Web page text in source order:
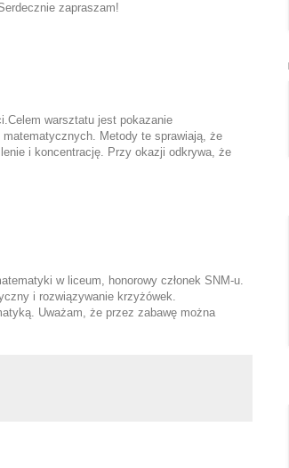
zapraszam!
warsztatu jest pokazanie
Metody te sprawiają, że
i koncentrację. Przy okazji odkrywa, że
w liceum, honorowy członek SNM-u.
i rozwiązywanie krzyżówek.
Uważam, że przez zabawę można